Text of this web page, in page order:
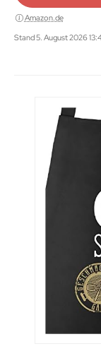
Amazon.de
Stand 5. August 2026